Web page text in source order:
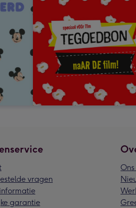
vragen
garantie